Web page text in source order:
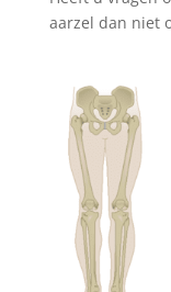
aarzel dan niet